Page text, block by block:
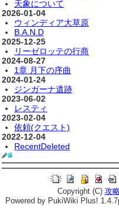
天象について
2026-01-04
ウィンディア大草原
B.A.N.D
2025-12-25
リーゼロッテの行商
2024-08-27
1章 月下の序曲
2024-01-24
ジンガーナ遺跡
2023-06-02
レスティ
2023-02-04
依頼(クエスト)
2022-12-04
RecentDeleted
Copyright (C) 攻
Powered by PukiWiki Plus!